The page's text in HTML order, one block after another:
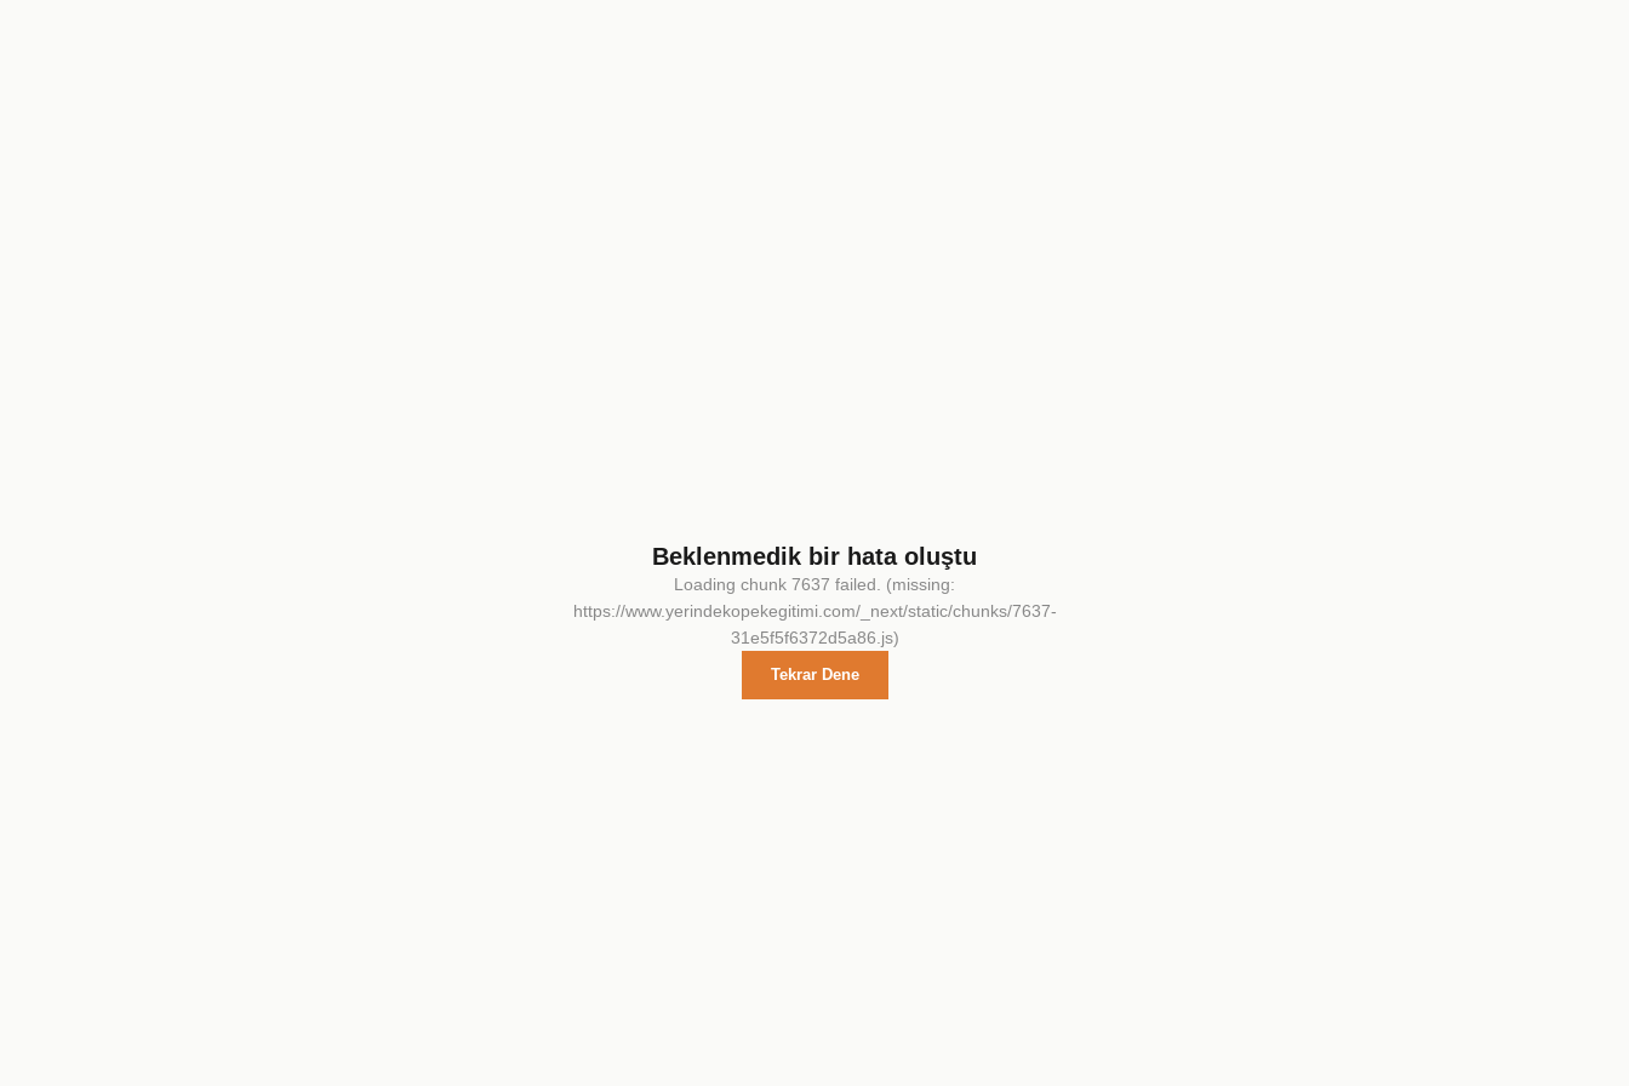
Beklenmedik bir hata oluştu
Loading chunk 7637 failed. (missing:
https://www.yerindekopekegitimi.com/_next/static/chunks/7637-
31e5f5f6372d5a86.js)
Tekrar Dene